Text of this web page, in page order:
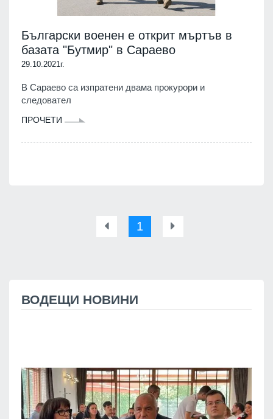
Български военен е открит мъртъв в
базата "Бутмир" в Сараево
29.10.2021г.
В Сараево са изпратени двама прокурори и
следовател
ПРОЧЕТИ
1
ВОДЕЩИ НОВИНИ